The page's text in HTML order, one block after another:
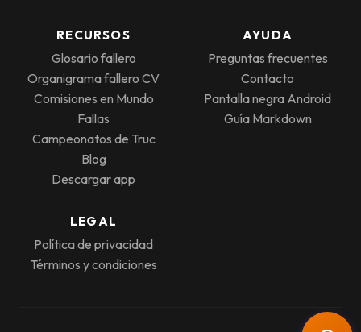
RECURSOS
Glosario fallero
Organigrama fallero CV
Comisiones en Mundo
Fallas
Campeonatos de Truc
Blog
Descargar app
AYUDA
Preguntas frecuentes
Contacto
Pantalla negra Android
Guía Markdown
LEGAL
Política de privacidad
Términos y condiciones